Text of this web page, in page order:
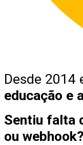
Desde 2014
educação e
Sentiu falta
ou webhook?